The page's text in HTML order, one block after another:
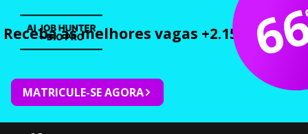
Receba as melhores vagas +2.150 cursos
MATRICULE-SE AGORA